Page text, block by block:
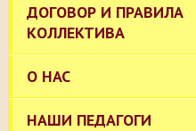
ДОГОВОР И ПРАВИЛА
КОЛЛЕКТИВА
О НАС
НАШИ ПЕДАГОГИ